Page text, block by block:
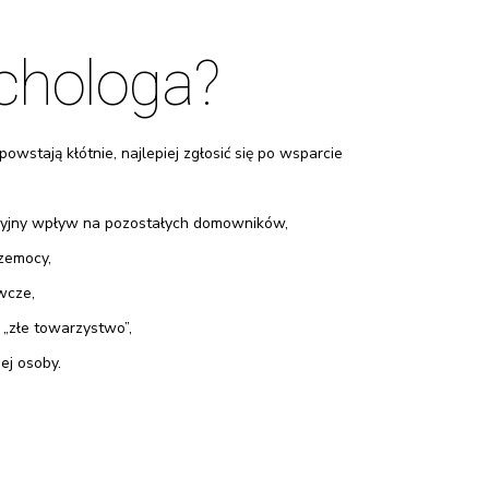
kłótnie, najlepiej zgłosić się po wsparcie
wpływ na pozostałych domowników,
towarzystwo”,
osoby.